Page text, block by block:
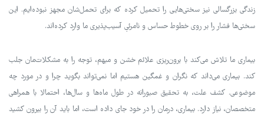
زندگی بزرگسالی نیز سختی‌هایی را تحمیل کرده که برای تحمل‌شان مجهز نبوده‌ایم. این
سختی‌ها فشار را بر روی خطوط حساس و نامرئیِ آسیب‌پذیری ما وارد کرده‌اند.
بیماری ما تلاش می‌کند با برون‌ریزی علائم خشن و مبهم، توجه را به مشکلات‌مان جلب
کند. بیماری می‌داند که نگران و غمگین هستیم اما نمی‌تواند بگوید چرا و در مورد چه
موضوعی. کشف علت، به تحقیق صبورانه در طول ماه‌ها و سال‌ها، احتمالا با همراهی
متخصصان، نیاز دارد. بیماری، درمان را در خود جای داده است، اما باید آن را بیرون کشید